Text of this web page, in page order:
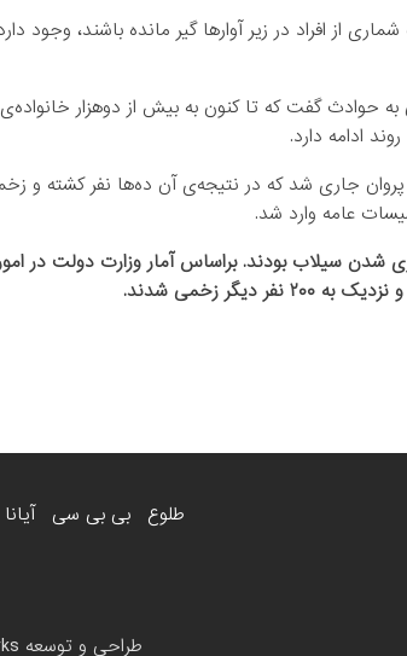
از افراد در زیر آوارها گیر مانده باشند، وجود
گفت که تا کنون به بیش از دوهزار
ادامه دارد.
پروان جاری شد که در نتیجه‌ی آن ده‌ها نفر کشته و
عامه وارد شد.
کشور شاهد جاری شدن سیلاب بودند. براساس آمار وزارت
طلوع بی بی سی
طراحی و توسعه